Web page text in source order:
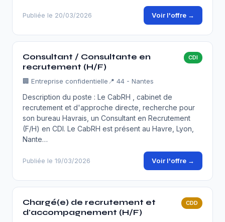
Publiée le 20/03/2026 Voir l'offre →
Consultant / Consultante en
recrutement (H/F)
CDI
🏢 Entreprise confidentielle 📍 44 - Nantes
Description du poste : Le CabRH , cabinet de
recrutement et d'approche directe, recherche pour
son bureau Havrais, un Consultant en Recrutement
(F/H) en CDI. Le CabRH est présent au Havre, Lyon,
Nante…
Publiée le 19/03/2026 Voir l'offre →
Chargé(e) de recrutement et
d'accompagnement (H/F)
CDD